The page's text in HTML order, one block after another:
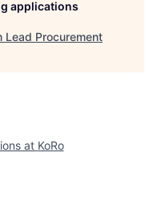
applications
Lead Procurement
at KoRo